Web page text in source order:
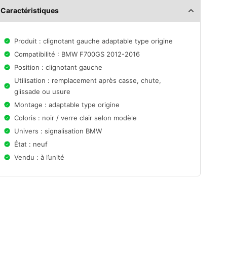
Caractéristiques
Produit : clignotant gauche adaptable type origine
Compatibilité : BMW F700GS 2012-2016
Position : clignotant gauche
Utilisation : remplacement après casse, chute,
glissade ou usure
Montage : adaptable type origine
Coloris : noir / verre clair selon modèle
Univers : signalisation BMW
État : neuf
Vendu : à l’unité